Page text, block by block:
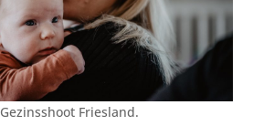
Gezinsshoot Friesland.